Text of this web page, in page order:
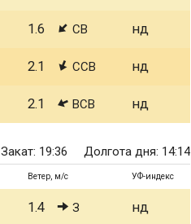
1.6 СВ нд
2.1 ССВ нд
2.1 ВСВ нд
Закат: 19:36 Долгота дня: 14:14
Ветер, м/с УФ-индекс
1.4 З нд